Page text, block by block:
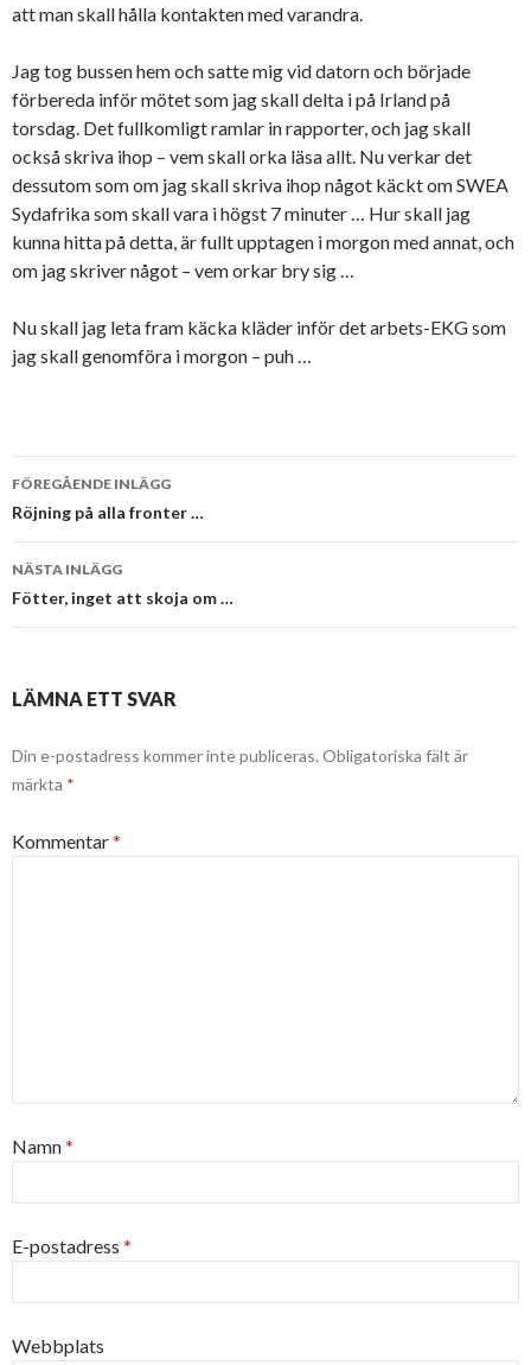
att man skall hålla kontakten med varandra.
Jag tog bussen hem och satte mig vid datorn och började
förbereda inför mötet som jag skall delta i på Irland på
torsdag. Det fullkomligt ramlar in rapporter, och jag skall
också skriva ihop – vem skall orka läsa allt. Nu verkar det
dessutom som om jag skall skriva ihop något käckt om SWEA
Sydafrika som skall vara i högst 7 minuter … Hur skall jag
kunna hitta på detta, är fullt upptagen i morgon med annat, och
om jag skriver något – vem orkar bry sig …
Nu skall jag leta fram käcka kläder inför det arbets-EKG som
jag skall genomföra i morgon – puh …
Inläggsnavigering
FÖREGÅENDE INLÄGG
Röjning på alla fronter …
NÄSTA INLÄGG
Fötter, inget att skoja om …
LÄMNA ETT SVAR
Din e-postadress kommer inte publiceras. Obligatoriska fält är
märkta *
Kommentar*
Namn*
E-postadress *
Webbplats